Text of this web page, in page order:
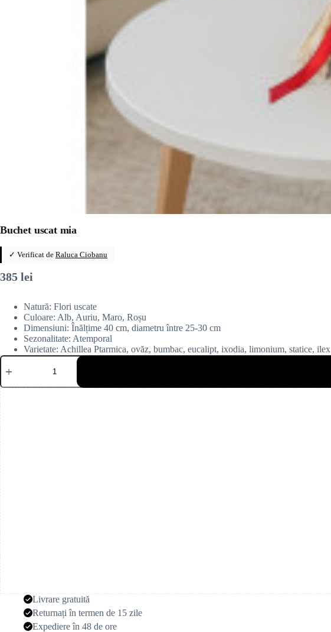
Buchet uscat mia
✓ Verificat de Raluca Ciobanu
385 lei
Natură: Flori uscate
Culoare: Alb, Auriu, Maro, Roșu
Dimensiuni: Înălțime 40 cm, diametru între 25-30 cm
Sezonalitate: Atemporal
Varietate: Achillea Ptarmica, ovăz, bumbac, eucalipt, ixodia, limonium, statice, ilex
Cantitate
Buchet
mia
Livrare gratuită
Returnați în termen de 15 zile
Expediere în 48 de ore